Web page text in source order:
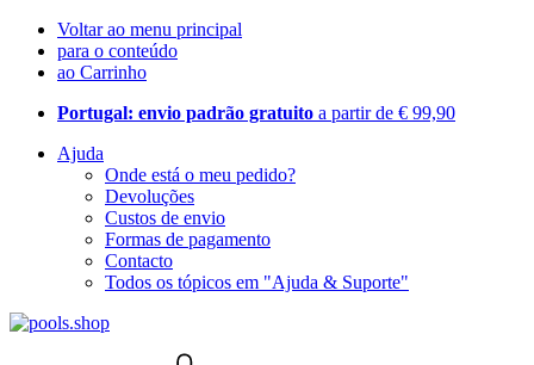
Voltar ao menu principal
para o conteúdo
ao Carrinho
Portugal: envio padrão gratuito a partir de € 99,90
Ajuda
Onde está o meu pedido?
Devoluções
Custos de envio
Formas de pagamento
Contacto
Todos os tópicos em "Ajuda & Suporte"